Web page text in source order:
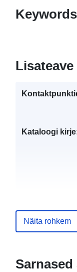
Keywords
Lisateave
Kataloogi
Näita rohkem